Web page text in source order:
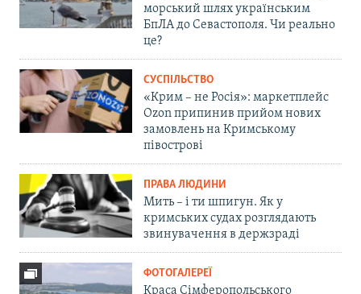
морський шлях українським
БпЛА до Севастополя. Чи реально
це?
СУСПІЛЬСТВО
«Крим – не Росія»: маркетплейс
Ozon припинив прийом нових
замовлень на Кримському
півострові
ПРАВА ЛЮДИНИ
Мить – і ти шпигун. Як у
кримських судах розглядають
звинувачення в держзраді
ФОТОГАЛЕРЕЇ
Краса Сімферопольського